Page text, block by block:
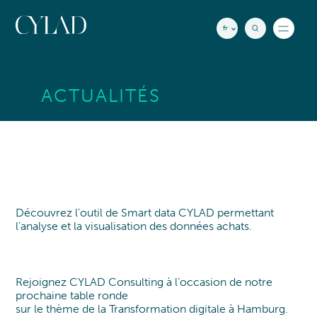
fr
Insights
Nos bureaux
EXPERTISES Voir tout
STRATÉGIE
Innovation
Fusion & Acquisitions
Aéronautique
Spatial
QUI SOMMES-NOUS ?
NOTRE ACCOMPAGNEMENT
RECHERCHE
ACTUALITÉS
Smart Data
Découvrez l’outil de Smart data CYLAD permettant
l’analyse et la visualisation des données achats.
Table Ronde
Rejoignez CYLAD Consulting à l’occasion de notre
prochaine table ronde
sur le thème de la Transformation digitale à Hamburg.